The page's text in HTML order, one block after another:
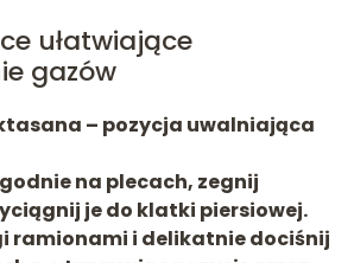
ułatwiające
gazów
– pozycja uwalniająca
na plecach, zegnij
je do klatki piersiowej.
ramionami i delikatnie dociśnij